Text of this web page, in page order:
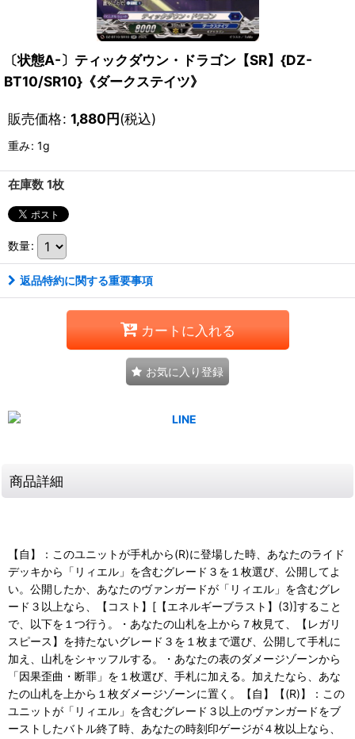
〔状態A-〕ティックダウン・ドラゴン【SR】{DZ-
BT10/SR10}《ダークステイツ》
販売価格: 1,880円(税込)
重み: 1g
在庫数 1枚
数量:
返品特約に関する重要事項
カートに入れる
お気に入り登録
商品詳細
【自】：このユニットが手札から(R)に登場した時、あなたのライド
デッキから「リィエル」を含むグレード３を１枚選び、公開してよ
い。公開したか、あなたのヴァンガードが「リィエル」を含むグレ
ード３以上なら、【コスト】[【エネルギーブラスト】(3)]すること
で、以下を１つ行う。・あなたの山札を上から７枚見て、【レガリ
スピース】を持たないグレード３を１枚まで選び、公開して手札に
加え、山札をシャッフルする。・あなたの表のダメージゾーンから
「因果歪曲・断罪」を１枚選び、手札に加える。加えたなら、あな
たの山札を上から１枚ダメージゾーンに置く。【自】【(R)】：この
ユニットが「リィエル」を含むグレード３以上のヴァンガードをブ
ーストしたバトル終了時、あなたの時刻印ゲージが４枚以上なら、